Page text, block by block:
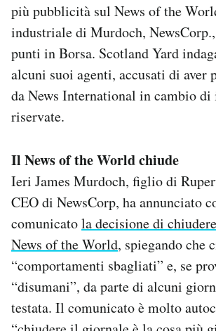
più pubblicità sul News of the
industriale di Murdoch,
punti in Borsa. Scotland Yard
alcuni suoi agenti, accusati di aver
da News International in cambio
riservate.
Il News of the World chiude
Ieri James Murdoch, figlio di
CEO di NewsCorp, ha annunciato
comunicatola decisione di
News of the World, spiegando che
“comportamenti sbagliati” e, se
“disumani”, da parte di alcuni
testata. Il comunicato è molto